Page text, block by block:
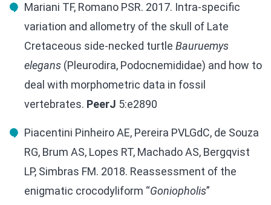
Mariani TF, Romano PSR. 2017. Intra-specific
variation and allometry of the skull of Late
Cretaceous side-necked turtle Bauruemys
elegans (Pleurodira, Podocnemididae) and how to
deal with morphometric data in fossil
vertebrates. PeerJ 5:e2890
Piacentini Pinheiro AE, Pereira PVLGdC, de Souza
RG, Brum AS, Lopes RT, Machado AS, Bergqvist
LP, Simbras FM. 2018. Reassessment of the
enigmatic crocodyliform “Goniopholis”